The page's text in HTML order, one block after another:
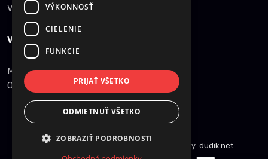
Vrátenie tovaru
VŠEOBECNÉ INFORMÁCIE
Mapa stránky
Ochrana osobných údajov
Copyright © 2014 . Created by dudik.net
VÝKONNOSŤ
CIELENIE
FUNKCIE
PRIJAŤ VŠETKO
ODMIETNUŤ VŠETKO
ZOBRAZIŤ PODROBNOSTI